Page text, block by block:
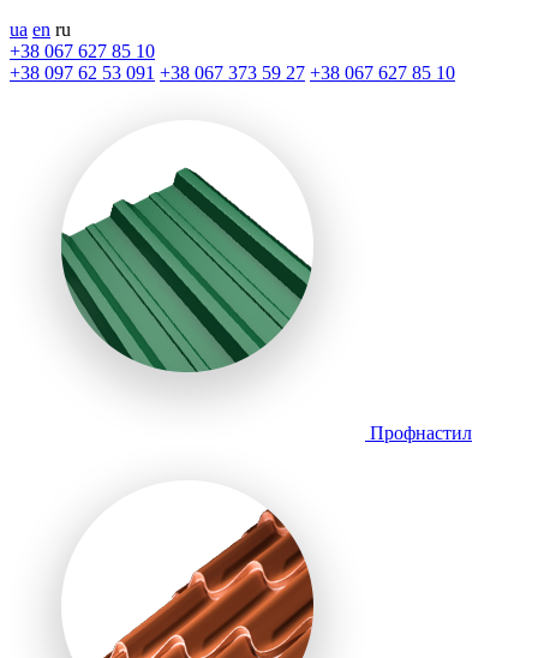
ua en ru
+38 067 627 85 10
+38 097 62 53 091 +38 067 373 59 27 +38 067 627 85 10
Профнастил